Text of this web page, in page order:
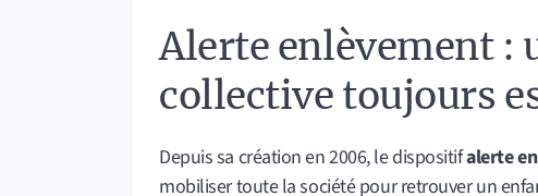
Alerte enlèvement :
collective toujours
Depuis sa création en 2006, le dispositifalerte
mobiliser toute la société pour retrouver un